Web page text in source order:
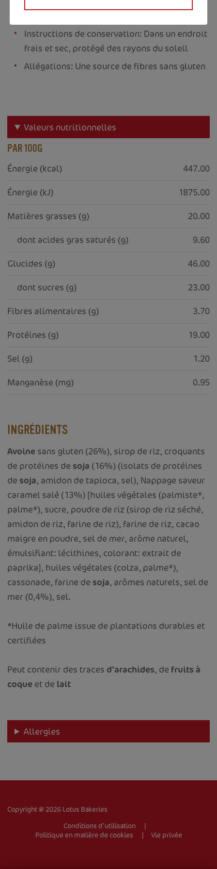
ACCUEIL
PRODUITS
TRADEMARK
Instructions de conservation: Dans un endroit
frais et sec, protégé des rayons du soleil
Allégations: Une source de fibres sans gluten
Valeurs nutritionnelles
PAR 100G
Énergie (kcal) 447.00
Énergie (kJ) 1875.00
Matières grasses (g) 20.00
     dont acides gras saturés (g)
9.60
Glucides (g) 46.00
     dont sucres (g)
23.00
Fibres alimentaires (g) 3.70
Protéines (g) 19.00
Sel (g) 1.20
Manganèse (mg) 0.95
INGRÉDIENTS
Avoine sans gluten (26%), sirop de riz, croquants
de protéines de soja (16%) (isolats de protéines
de soja, amidon de tapioca, sel), Nappage saveur
caramel salé (13%) [huiles végétales (palmiste*,
palme*), sucre, poudre de riz (sirop de riz séché,
amidon de riz, farine de riz), farine de riz, cacao
maigre en poudre, sel de mer, arôme naturel,
émulsifiant: lécithines, colorant: extrait de
paprika], huiles végétales (colza, palme*),
cassonade, farine de soja, arômes naturels, sel de
mer (0,4%), sel.
*Huile de palme issue de plantations durables et
certifiées
Peut contenir des traces d’arachides, de fruits à
coque et de lait
Allergies
Copyright @ 2026 Lotus Bakeries
Conditions d’utilisation
Politique en matière de cookies
Vie privée